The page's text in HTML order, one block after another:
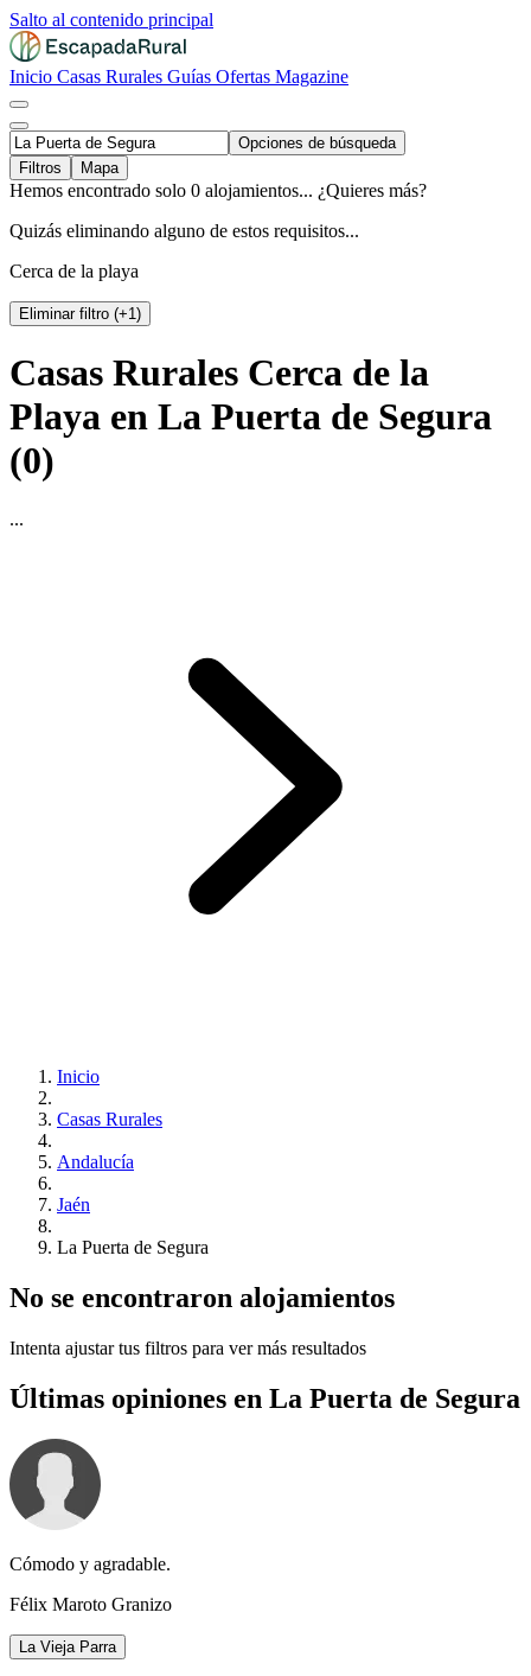
Salto al contenido principal
Inicio Casas Rurales Guías Ofertas Magazine
Opciones de búsqueda
Filtros
Mapa
Hemos encontrado solo 0 alojamientos... ¿Quieres más?
Quizás eliminando alguno de estos requisitos...
Cerca de la playa
Eliminar filtro (+1)
Casas Rurales Cerca de la
Playa en La Puerta de Segura
(0)
...
Inicio
Casas Rurales
Andalucía
Jaén
La Puerta de Segura
No se encontraron alojamientos
Intenta ajustar tus filtros para ver más resultados
Últimas opiniones en La Puerta de Segura
Cómodo y agradable.
Félix Maroto Granizo
La Vieja Parra